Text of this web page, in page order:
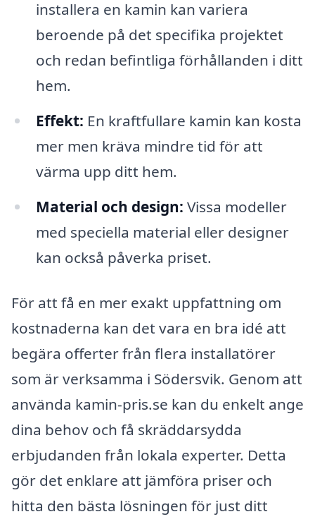
installera en kamin kan variera
beroende på det specifika projektet
och redan befintliga förhållanden i ditt
hem.
Effekt: En kraftfullare kamin kan kosta
mer men kräva mindre tid för att
värma upp ditt hem.
Material och design: Vissa modeller
med speciella material eller designer
kan också påverka priset.
För att få en mer exakt uppfattning om
kostnaderna kan det vara en bra idé att
begära offerter från flera installatörer
som är verksamma i Södersvik. Genom att
använda kamin-pris.se kan du enkelt ange
dina behov och få skräddarsydda
erbjudanden från lokala experter. Detta
gör det enklare att jämföra priser och
hitta den bästa lösningen för just ditt